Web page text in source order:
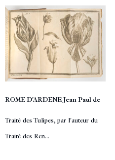
ROME D'ARDENE Jean Paul de
Traité des Tulipes, par l'auteur du
Traité des Ren...